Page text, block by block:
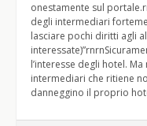
onestamente sul
degli intermediari
lasciare pochi diritti agli
l’interesse degli hotel.
intermediari che ritiene
danneggino il proprio